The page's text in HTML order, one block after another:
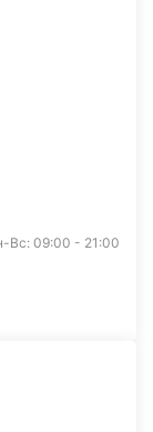
Вс: 09:00 - 21:00